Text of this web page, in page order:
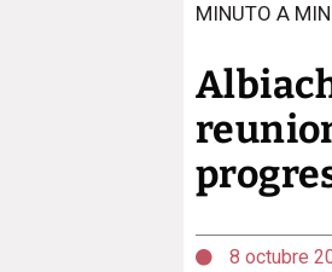
MINUTO A
8 octubre